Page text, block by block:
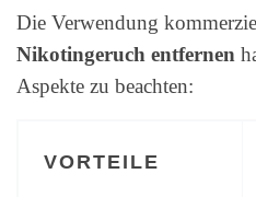
Die Verwendung
Nikotingeruch entfernen
Aspekte zu beachten:
VORTEILE